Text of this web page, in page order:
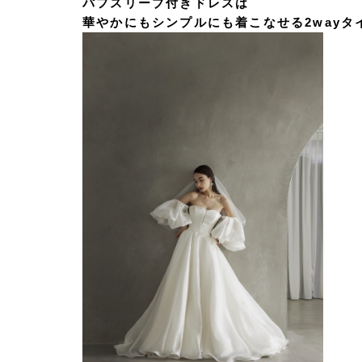
パフスリーブ付きドレスは
華やかにもシンプルにも着こなせる2wayタ